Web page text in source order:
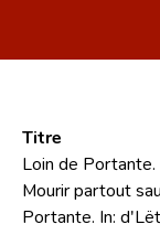
Équipe
Titre
Loin de
Mourir partout
Portante. In: